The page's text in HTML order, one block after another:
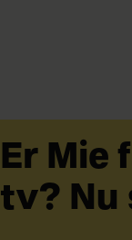
Er Mie
tv? Nu